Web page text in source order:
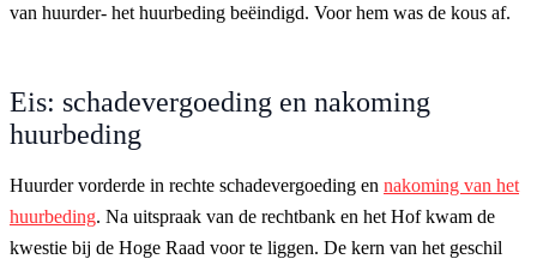
van huurder- het huurbeding beëindigd. Voor hem was de kous af.
Eis: schadevergoeding en nakoming
huurbeding
Huurder vorderde in rechte schadevergoeding en nakoming van het
huurbeding. Na uitspraak van de rechtbank en het Hof kwam de
kwestie bij de Hoge Raad voor te liggen. De kern van het geschil